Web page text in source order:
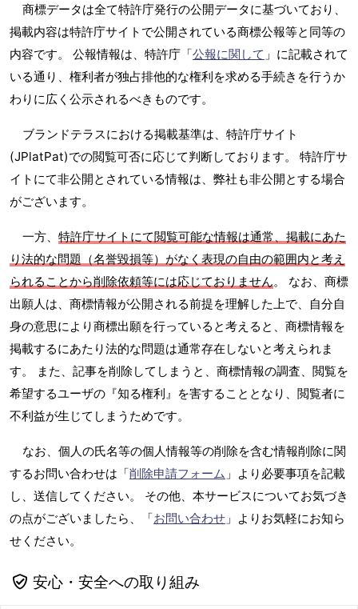
商標データは全て特許庁発行の公開データに基づいており、
掲載内容は特許庁サイトで公開されている商標公報等と同等の
内容です。 公報情報は、特許庁「公報に関して 」に記載されて
いる通り、権利者が独占排他的な権利を求める手続きを行うか
わりに広く公示されるべきものです。
ブランドテラスにおける掲載基準は、特許庁サイト
(JPlatPat)での閲覧可否に応じて判断しております。 特許庁サ
イトにて非公開とされている情報は、弊社も非公開とする場合
がございます。
一方、 特許庁サイトにて閲覧可能な情報は通常、掲載にあた
り法的な問題（名誉毀損等）がなく表現の自由の範囲内と考え
られることから削除依頼等には応じておりません。 なお、商標
出願人は、商標情報が公開される前提を理解した上で、自分自
身の意思により商標出願を行っていると考えると、商標情報を
掲載するにあたり法的な問題は通常存在しないと考えられま
す。 また、記事を削除してしまうと、商標情報の調査、閲覧を
希望するユーザの『知る権利』を害することとなり、閲覧者に
不利益が生じてしまうためです。
なお、個人の氏名等の個人情報等の削除を含む情報削除に関
するお問い合わせは「削除申請フォーム 」より必要事項を記載
し、送信してください。 その他、本サービスについてお気づき
の点がございましたら、「お問い合わせ 」よりお気軽にお知ら
せください。
安心・安全への取り組み